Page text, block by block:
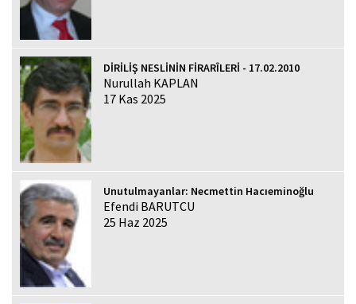
DİRİLİŞ NESLİNİN FİRARÎLERİ - 17.02.2010
Nurullah KAPLAN
17 Kas 2025
Unutulmayanlar: Necmettin Hacıeminoğlu
Efendi BARUTCU
25 Haz 2025